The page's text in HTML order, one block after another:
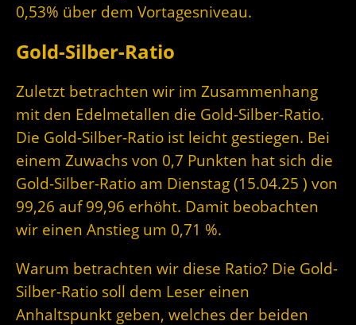
0,53% über dem Vortagesniveau.
Gold-Silber-Ratio
Zuletzt betrachten wir im Zusammenhang
mit den Edelmetallen die Gold-Silber-Ratio.
Die Gold-Silber-Ratio ist leicht gestiegen. Bei
einem Zuwachs von 0,7 Punkten hat sich die
Gold-Silber-Ratio am Dienstag (15.04.25 ) von
99,26 auf 99,96 erhöht. Damit beobachten
wir einen Anstieg um 0,71 %.
Warum betrachten wir diese Ratio? Die Gold-
Silber-Ratio soll dem Leser einen
Anhaltspunkt geben, welches der beiden